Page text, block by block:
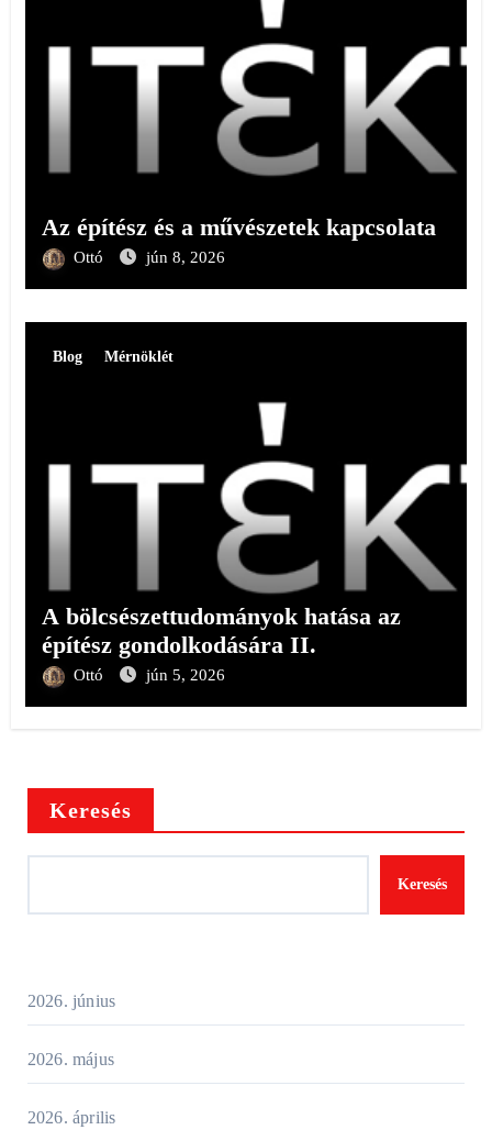
Az építész és a művészetek kapcsolata
Ottó jún 8, 2026
Blog Mérnöklét
A bölcsészettudományok hatása az
építész gondolkodására II.
Ottó jún 5, 2026
Keresés
Keresés
2026. június
2026. május
2026. április